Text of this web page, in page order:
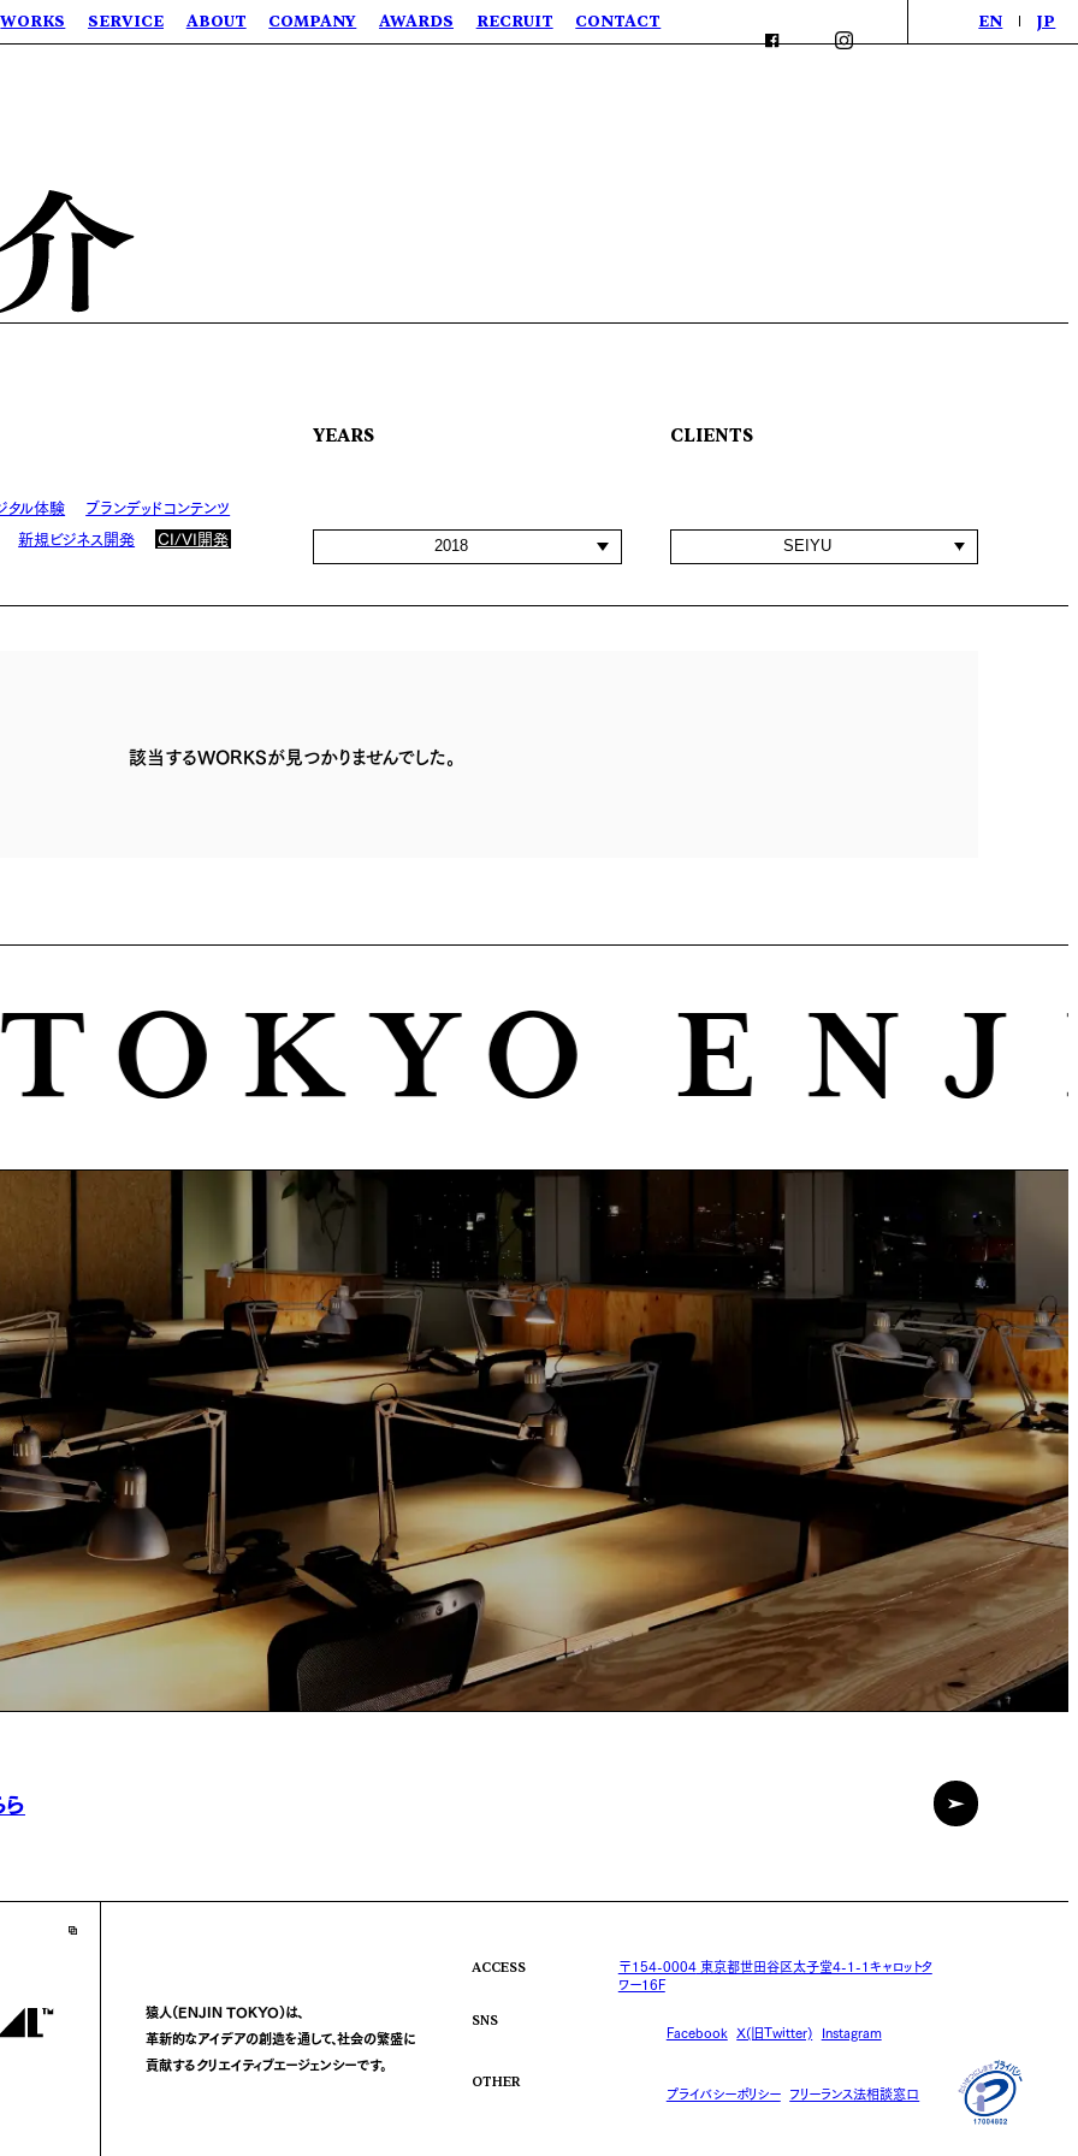
WORKS SERVICE ABOUT COMPANY AWARDS RECRUIT CONTACT EN JP
タル体験
ブランデッドコンテンツ
新規ビジネス開発 CI/VI開発
YEARS
2018
CLIENTS
SEIYU
該当するWORKSが見つかりませんでした。
猿人(ENJIN TOKYO)は、
革新的なアイデアの創造を通して、社会の繁盛に
貢献するクリエイティブエージェンシーです。
ACCESS 〒154-0004東京都世田谷区太子堂4-1-1キャロットタ
ワー16F
SNS
Facebook X(旧Twitter) Instagram
OTHER
プライバシーポリシー フリーランス法相談窓口